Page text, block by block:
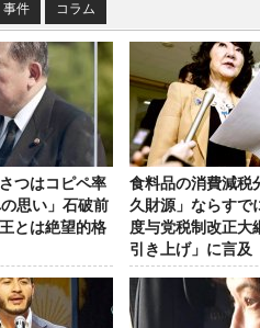
事件 コラム
つはコピペ率
思い」石破前
とは絶望的格
食料品の消費減税
久財源」ならすで
度与党税制改正大
引き上げ」に言及